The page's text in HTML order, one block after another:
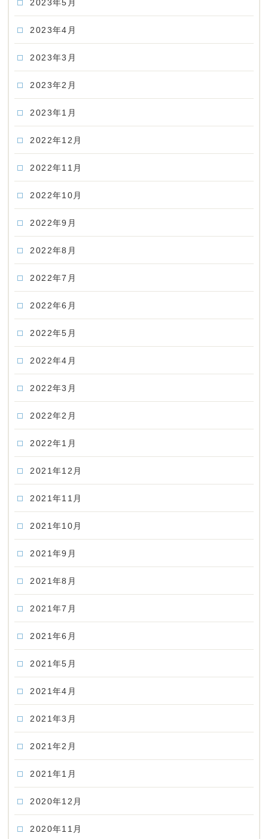
2023年5月
2023年4月
2023年3月
2023年2月
2023年1月
2022年12月
2022年11月
2022年10月
2022年9月
2022年8月
2022年7月
2022年6月
2022年5月
2022年4月
2022年3月
2022年2月
2022年1月
2021年12月
2021年11月
2021年10月
2021年9月
2021年8月
2021年7月
2021年6月
2021年5月
2021年4月
2021年3月
2021年2月
2021年1月
2020年12月
2020年11月